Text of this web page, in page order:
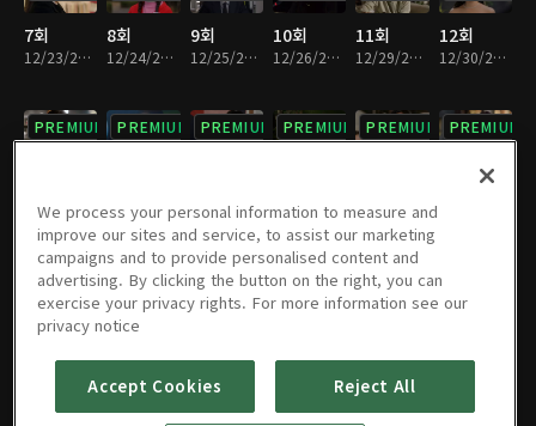
7회
12/23/2025 • 29분
8회
12/24/2025 • 29분
9회
12/25/2025 • 29분
10회
12/26/2025 • 29분
11회
12/29/2025 • 30분
12회
12/30/2025 • 29분
PREMIUM PREMIUM PREMIUM PREMIUM PREMIUM PREMIUM
PREMIUM
19회
01/08/2026 • 28분
PREMIUM
20회
PREMIUM
21회
PREMIUM
22회
PREMIUM
23회 24회
PREMIUM PREMIUM
We process your personal information to measure and
improve our sites and service, to assist our marketing
campaigns and to provide personalised content and
advertising. By clicking the button on the right, you can
exercise your privacy rights. For more information see our
privacy notice
Accept Cookies Reject All